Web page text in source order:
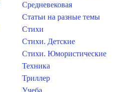
Средневековая
Статьи на разные темы
Стихи
Стихи. Детские
Стихи. Юмористические
Техника
Триллер
Учеба